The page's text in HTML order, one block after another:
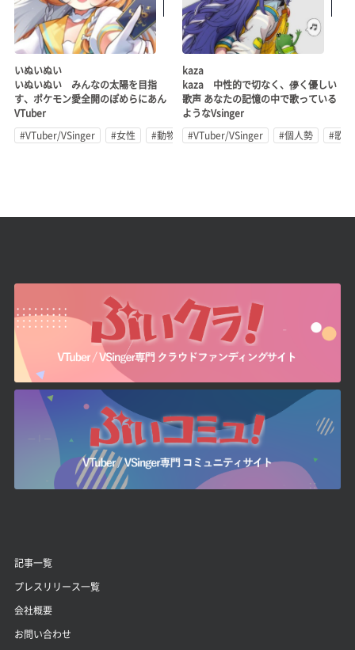
いぬいぬい
いぬいぬい みんなの太陽を目指
す、ポケモン愛全開のぽめらにあん
VTuber
#VTuber/VSinger
#女性 #動物系
kaza
kaza 中性的で切なく、儚く優しい
歌声 あなたの記憶の中で歌っている
ようなVsinger
#VTuber/VSinger
#個人勢 #歌
記事一覧
プレスリリース一覧
会社概要
お問い合わせ